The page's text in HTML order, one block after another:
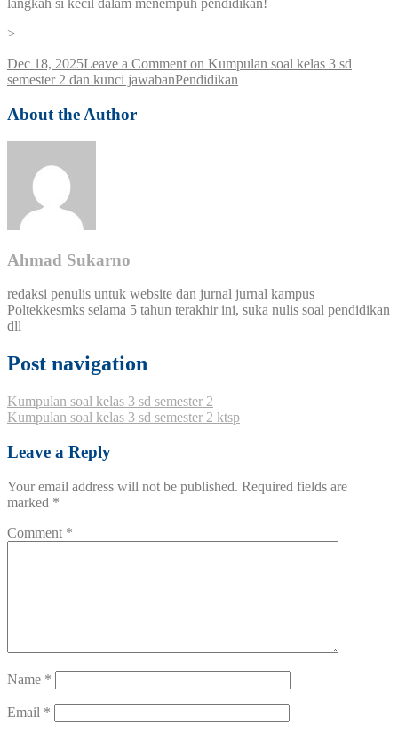
langkah si kecil dalam menempuh pendidikan!
>
Dec 18, 2025Leave a Commenton Kumpulan soal kelas 3 sd
semester 2 dan kunci jawabanPendidikan
About the Author
Ahmad Sukarno
redaksi penulis untuk website dan jurnal jurnal kampus
Poltekkesmks selama 5 tahun terakhir ini, suka nulis soal pendidikan
dll
Post navigation
Kumpulan soal kelas 3 sd semester 2
Kumpulan soal kelas 3 sd semester 2 ktsp
Leave a Reply
Your email address will not be published. Required fields are
marked *
Comment *
Name *
Email *